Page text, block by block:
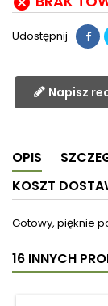
Udostępnij
Napisz
OPIS
KOSZT
Gotowy, pięknie
16 INNYCH